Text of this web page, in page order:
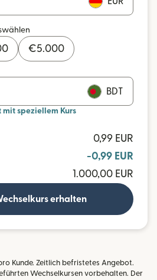
€5.000
BDT
speziellem Kurs
0,99 EUR
-0,99 EUR
1.000,00 EUR
erhalten
Kunde. Zeitlich befristetes Angebot.
Wechselkursen vorbehalten. Der